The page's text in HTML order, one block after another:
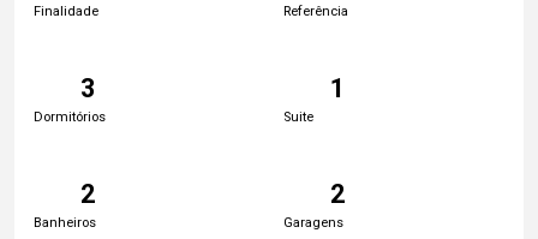
Finalidade Referência
3
Dormitórios
1
Suite
2
Banheiros
2
Garagens